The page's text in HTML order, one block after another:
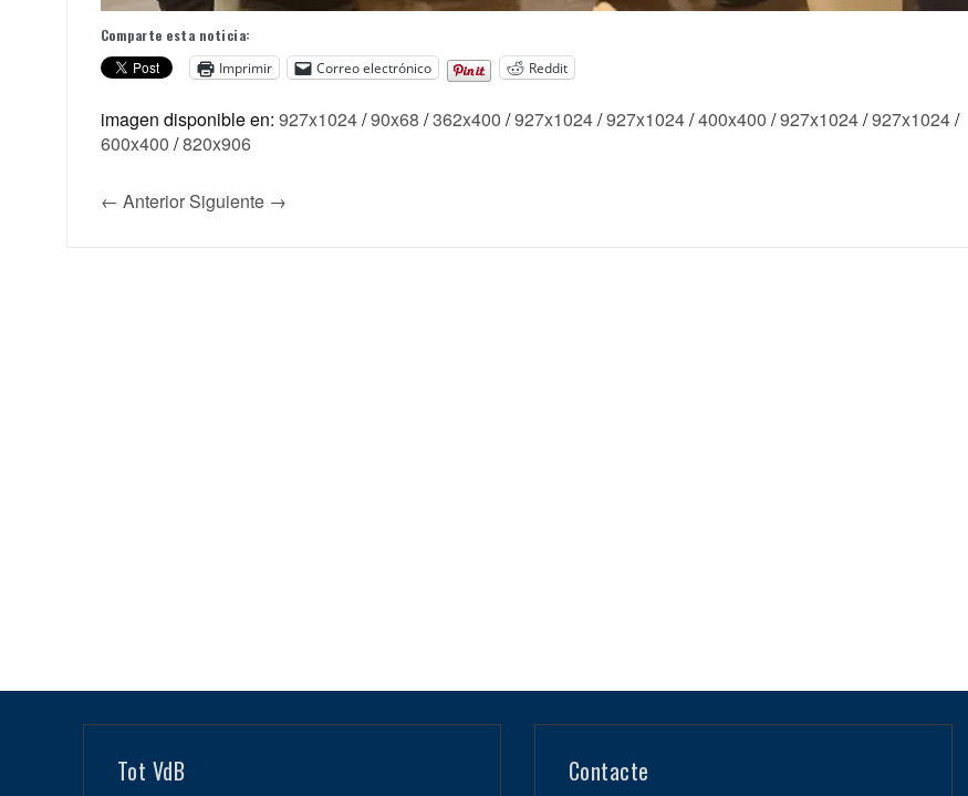
Comparte esta noticia:
Imprimir
Correo electrónico Reddit
imagen disponible en: 927x1024/90x68 /362x400 /927x1024/927x1024/400x400 /927x1024/927x1024/
600x400 /820x906
← Anterior Siguiente →
Tot VdB Contacte